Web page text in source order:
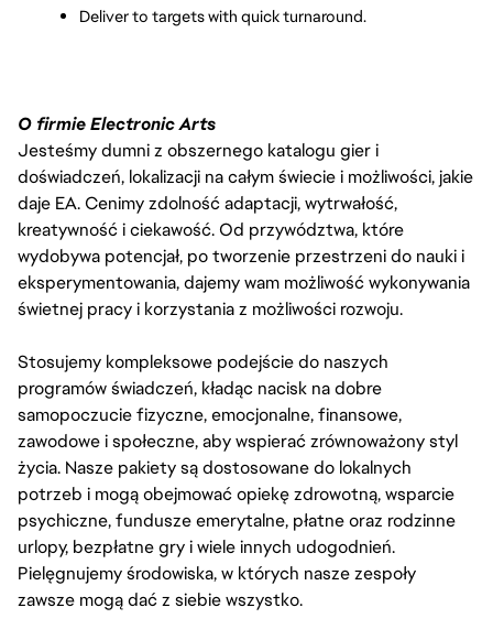
Deliver to targets with quick turnaround.
O firmie Electronic Arts
Jesteśmy dumni z obszernego katalogu gier i
doświadczeń, lokalizacji na całym świecie i możliwości, jakie
daje EA. Cenimy zdolność adaptacji, wytrwałość,
kreatywność i ciekawość. Od przywództwa, które
wydobywa potencjał, po tworzenie przestrzeni do nauki i
eksperymentowania, dajemy wam możliwość wykonywania
świetnej pracy i korzystania z możliwości rozwoju.
Stosujemy kompleksowe podejście do naszych
programów świadczeń, kładąc nacisk na dobre
samopoczucie fizyczne, emocjonalne, finansowe,
zawodowe i społeczne, aby wspierać zrównoważony styl
życia. Nasze pakiety są dostosowane do lokalnych
potrzeb i mogą obejmować opiekę zdrowotną, wsparcie
psychiczne, fundusze emerytalne, płatne oraz rodzinne
urlopy, bezpłatne gry i wiele innych udogodnień.
Pielęgnujemy środowiska, w których nasze zespoły
zawsze mogą dać z siebie wszystko.